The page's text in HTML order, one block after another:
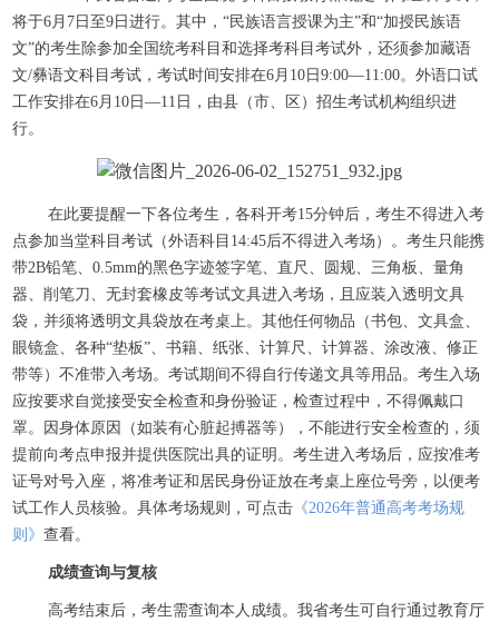
将于6月7日至9日进行。其中，“民族语言授课为主”和“加授民族语
文”的考生除参加全国统考科目和选择考科目考试外，还须参加藏语
文/彝语文科目考试，考试时间安排在6月10日9:00—11:00。外语口试
工作安排在6月10日—11日，由县（市、区）招生考试机构组织进
行。
在此要提醒一下各位考生，各科开考15分钟后，考生不得进入考
点参加当堂科目考试（外语科目14:45后不得进入考场）。考生只能携
带2B铅笔、0.5mm的黑色字迹签字笔、直尺、圆规、三角板、量角
器、削笔刀、无封套橡皮等考试文具进入考场，且应装入透明文具
袋，并须将透明文具袋放在考桌上。其他任何物品（书包、文具盒、
眼镜盒、各种“垫板”、书籍、纸张、计算尺、计算器、涂改液、修正
带等）不准带入考场。考试期间不得自行传递文具等用品。考生入场
应按要求自觉接受安全检查和身份验证，检查过程中，不得佩戴口
罩。因身体原因（如装有心脏起搏器等），不能进行安全检查的，须
提前向考点申报并提供医院出具的证明。考生进入考场后，应按准考
证号对号入座，将准考证和居民身份证放在考桌上座位号旁，以便考
试工作人员核验。具体考场规则，可点击 《2026年普通高考考场规
则》 查看。
成绩查询与复核
高考结束后，考生需查询本人成绩。我省考生可自行通过教育厅